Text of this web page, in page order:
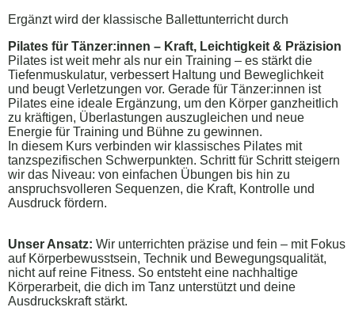
Ergänzt wird der klassische Ballettunterricht durch
Pilates für Tänzer:innen – Kraft, Leichtigkeit & Präzision
Pilates ist weit mehr als nur ein Training – es stärkt die
Tiefenmuskulatur, verbessert Haltung und Beweglichkeit
und beugt Verletzungen vor. Gerade für Tänzer:innen ist
Pilates eine ideale Ergänzung, um den Körper ganzheitlich
zu kräftigen, Überlastungen auszugleichen und neue
Energie für Training und Bühne zu gewinnen.
In diesem Kurs verbinden wir klassisches Pilates mit
tanzspezifischen Schwerpunkten. Schritt für Schritt steigern
wir das Niveau: von einfachen Übungen bis hin zu
anspruchsvolleren Sequenzen, die Kraft, Kontrolle und
Ausdruck fördern.
Unser Ansatz: Wir unterrichten präzise und fein – mit Fokus
auf Körperbewusstsein, Technik und Bewegungsqualität,
nicht auf reine Fitness. So entsteht eine nachhaltige
Körperarbeit, die dich im Tanz unterstützt und deine
Ausdruckskraft stärkt.